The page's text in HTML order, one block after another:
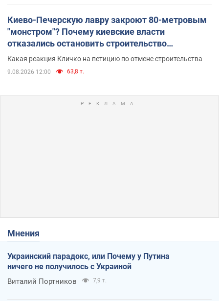
Киево-Печерскую лавру закроют 80-метровым
"монстром"? Почему киевские власти
отказались остановить строительство
небоскреба "московского верующего"
Какая реакция Кличко на петицию по отмене строительства
9.08.2026 12:00 63,8 т.
Мнения
Украинский парадокс, или Почему у Путина
ничего не получилось с Украиной
Виталий Портников 7,9 т.